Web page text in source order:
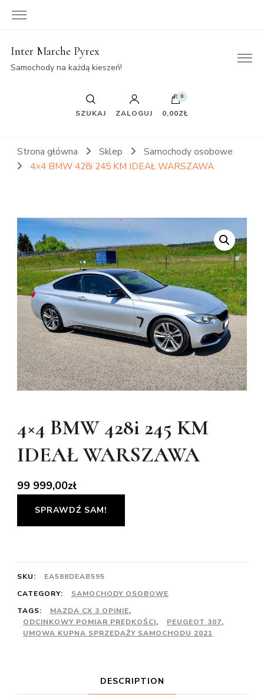
Inter Marche Pyrex
Samochody na każdą kieszeń!
SZUKAJ ZALOGUJ
0
0,00ZŁ
Strona główna Sklep
Samochody osobowe
4×4 BMW 428i 245 KM IDEAŁ WARSZAWA
4×4 BMW 428i 245 KM
IDEAŁ WARSZAWA
99 999,00zł
SPRAWDŹ SAM!
SKU:
EA588DEAB595
CATEGORY:
SAMOCHODY OSOBOWE
TAGS:
MAZDA CX 3 OPINIE,
ODCINKOWY POMIAR PRĘDKOŚCI, PEUGEOT 307,
UMOWA KUPNA SPRZEDAŻY SAMOCHODU 2021
DESCRIPTION